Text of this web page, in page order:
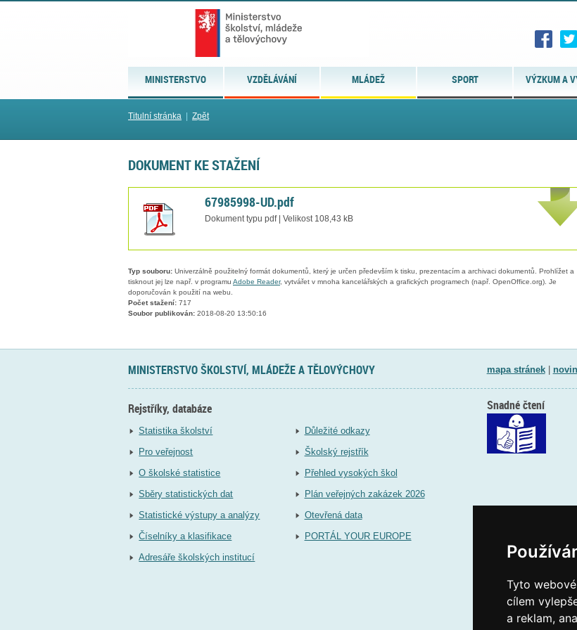
Tyto
cílem
a reklam,
MINISTERSTVO VZDĚLÁVÁNÍ MLÁDEŽ SPORT VÝZKUM A
Titulní stránka Zpět
DOKUMENT KE STAŽENÍ
67985998-UD.pdf
Dokument typu pdf | Velikost 108,43 kB
Typ souboru: Univerzálně použitelný formát dokumentů, který je určen především k tisku, prezentacím a archivaci dokumentů. Prohlížet a
tisknout jej lze např. v programu Adobe Reader, vytvářet v mnoha kancelářských a grafických programech (např. OpenOffice.org). Je
doporučován k použití na webu.
Počet stažení: 717
Soubor publikován: 2018-08-20 13:50:16
MINISTERSTVO ŠKOLSTVÍ, MLÁDEŽE A TĚLOVÝCHOVY mapa stránek|
Rejstříky, databáze
Statistika školství
Pro veřejnost
O školské statistice
Sběry statistických dat
Statistické výstupy a analýzy
Číselníky a klasifikace
Adresáře školských institucí
Důležité odkazy
Školský rejstřík
Přehled vysokých škol
Plán veřejných zakázek 2026
Otevřená data
PORTÁL YOUR EUROPE
Snadné čtení